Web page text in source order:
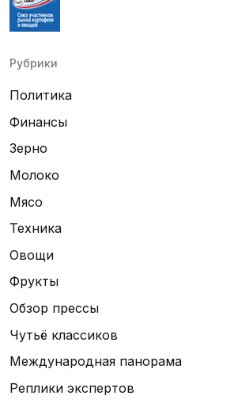
Рубрики
Политика
Финансы
Зерно
Молоко
Мясо
Техника
Овощи
Фрукты
Обзор прессы
Чутьё классиков
Международная панорама
Реплики экспертов